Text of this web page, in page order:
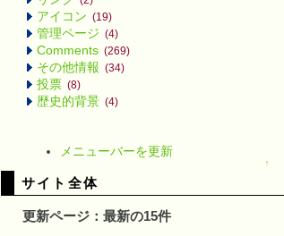
アイコン (19)
管理ページ (4)
Comments (269)
その他情報 (34)
投票 (8)
歴史的背景 (4)
メニューバーを更新
↑
サイト全体
更新ページ：最新の15件